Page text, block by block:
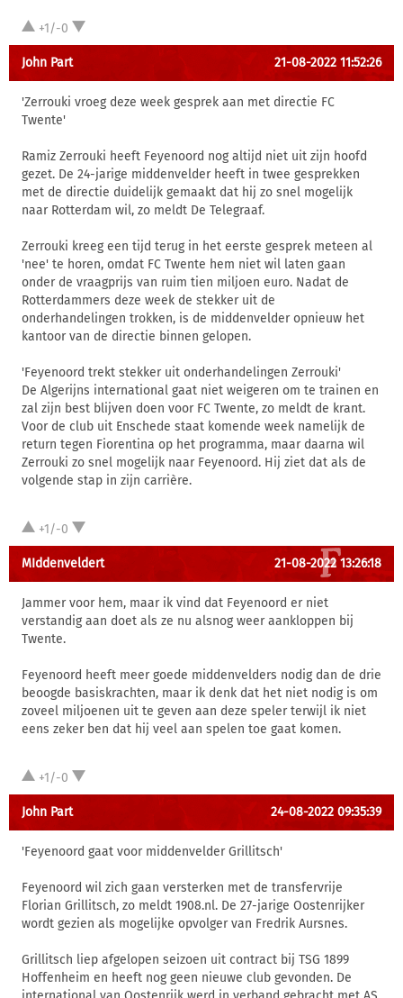
+1/-0
John Part 21-08-2022 11:52:26
'Zerrouki vroeg deze week gesprek aan met directie FC
Twente'
Ramiz Zerrouki heeft Feyenoord nog altijd niet uit zijn hoofd
gezet. De 24-jarige middenvelder heeft in twee gesprekken
met de directie duidelijk gemaakt dat hij zo snel mogelijk
naar Rotterdam wil, zo meldt De Telegraaf.
Zerrouki kreeg een tijd terug in het eerste gesprek meteen al
'nee' te horen, omdat FC Twente hem niet wil laten gaan
onder de vraagprijs van ruim tien miljoen euro. Nadat de
Rotterdammers deze week de stekker uit de
onderhandelingen trokken, is de middenvelder opnieuw het
kantoor van de directie binnen gelopen.
'Feyenoord trekt stekker uit onderhandelingen Zerrouki'
De Algerijns international gaat niet weigeren om te trainen en
zal zijn best blijven doen voor FC Twente, zo meldt de krant.
Voor de club uit Enschede staat komende week namelijk de
return tegen Fiorentina op het programma, maar daarna wil
Zerrouki zo snel mogelijk naar Feyenoord. Hij ziet dat als de
volgende stap in zijn carrière.
+1/-0
MIddenveldert 21-08-2022 13:26:18
Jammer voor hem, maar ik vind dat Feyenoord er niet
verstandig aan doet als ze nu alsnog weer aankloppen bij
Twente.
Feyenoord heeft meer goede middenvelders nodig dan de drie
beoogde basiskrachten, maar ik denk dat het niet nodig is om
zoveel miljoenen uit te geven aan deze speler terwijl ik niet
eens zeker ben dat hij veel aan spelen toe gaat komen.
+1/-0
John Part 24-08-2022 09:35:39
'Feyenoord gaat voor middenvelder Grillitsch'
Feyenoord wil zich gaan versterken met de transfervrije
Florian Grillitsch, zo meldt 1908.nl. De 27-jarige Oostenrijker
wordt gezien als mogelijke opvolger van Fredrik Aursnes.
Grillitsch liep afgelopen seizoen uit contract bij TSG 1899
Hoffenheim en heeft nog geen nieuwe club gevonden. De